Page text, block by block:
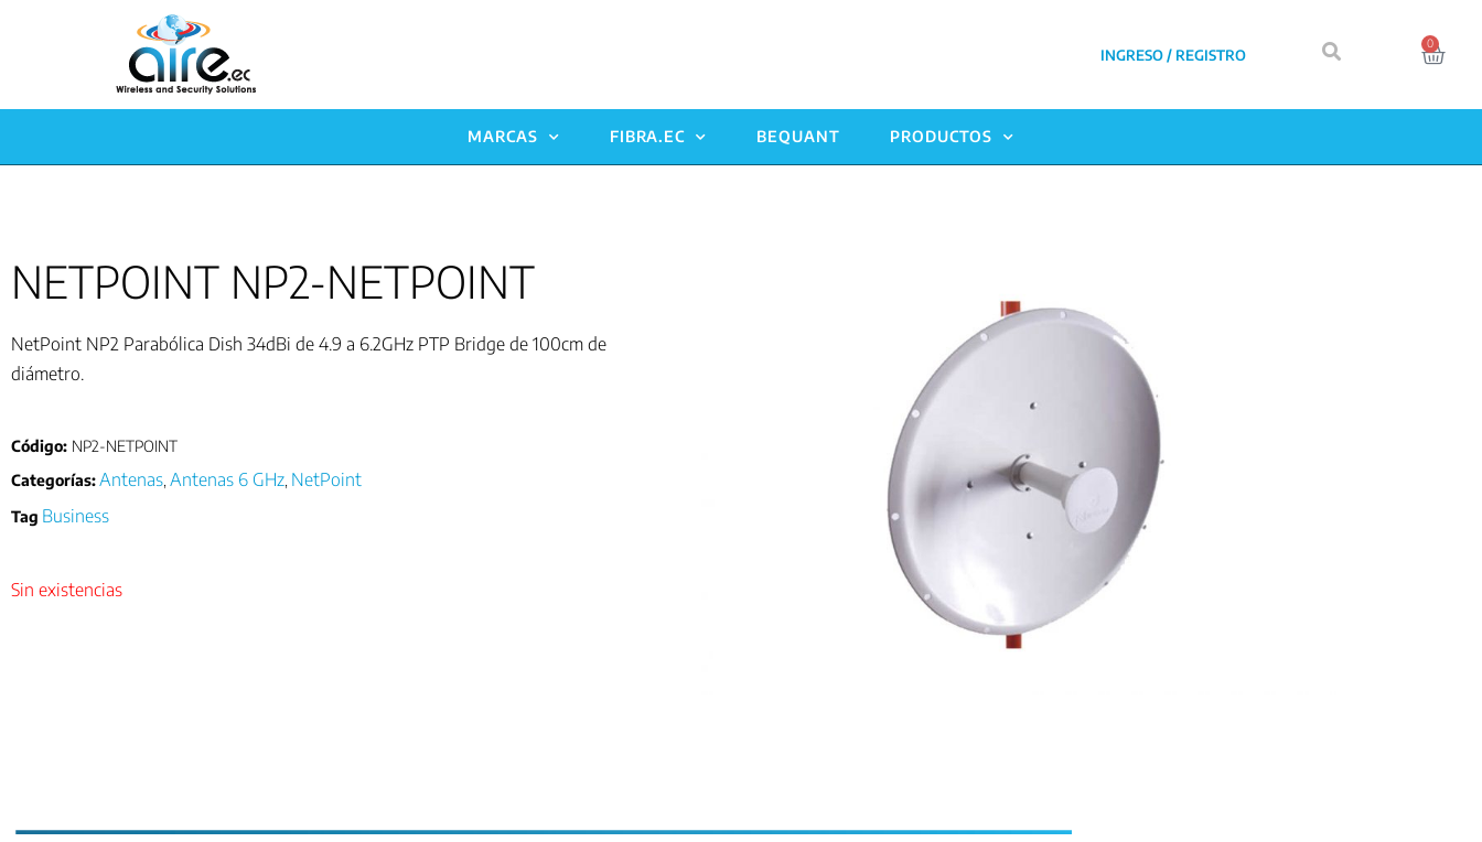
INGRESO / REGISTRO
0
MARCAS FIBRA.EC BEQUANT PRODUCTOS
NETPOINT NP2-NETPOINT
NetPoint NP2 Parabólica Dish 34dBi de 4.9 a 6.2GHz PTP Bridge de 100cm de
diámetro.
Código: NP2-NETPOINT
Categorías:Antenas Antenas 6 GHz NetPoint
Tag Business
Sin existencias